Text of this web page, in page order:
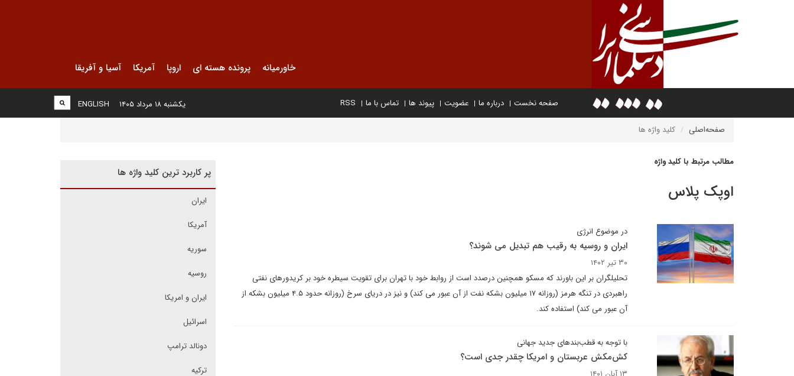
خاورمیانه پرونده هسته ای اروپا آمریکا آسیا و آفریقا
صفحه نخست درباره ما عضویت پیوند ها تماس با ما RSS
ENGLISH یکشنبه ۱۸ مرداد ۱۴۰۵
صفحه‌اصلی کلید واژه ها
مطالب مرتبط با کلید واژه
اوپک پلاس
در موضوع انرژی
ایران و روسیه به رقیب هم تبدیل می شوند؟
۳۰ تیر ۱۴۰۲
تحلیلگران بر این باورند که مسکو همچنین درصدد است از روابط خود با تهران برای تقویت سیطره خود بر کریدورهای نفتی
راهبردی در تنگه هرمز (روزانه ۱۷ میلیون بشکه نفت از آن عبور می کند) و نیز در دریای سرخ (روزانه حدود ۴.۵ میلیون بشکه از
آن عبور می کند) استفاده کند.
با توجه به قطب‌بندهای جدید جهانی
کش‌مکش عربستان و امریکا چقدر جدی است؟
پر کاربرد ترین کلید واژه ها
ایران
آمریکا
سوریه
روسیه
ایران و امریکا
اسرائیل
دونالد ترامپ
ترکیه